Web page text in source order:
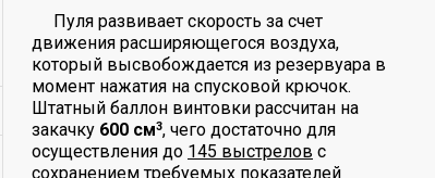
Пуля развивает скорость за счет
движения расширяющегося воздуха,
который высвобождается из резервуара в
момент нажатия на спусковой крючок.
Штатный баллон винтовки рассчитан на
закачку 600 см3, чего достаточно для
осуществления до 145 выстрелов с
сохранением требуемых показателей